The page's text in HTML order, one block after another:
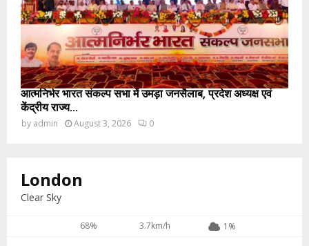
आत्मनिर्भर भारत संकल्प सभा में उमड़ा जनसैलाब, प्रदेश अध्यक्ष एवं
केंद्रीय राज्य...
by admin August 3, 2026 0
London
Clear Sky
68% 3.7km/h 1%